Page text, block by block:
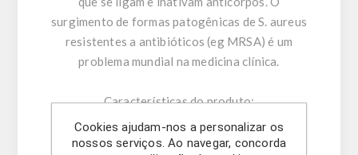
surgimento de formas patogênicas de S. aureus
resistentes a antibióticos (eg MRSA) é um
problema mundial na medicina clínica.
Características do produto:
-Assay Mix Target composto por misturas
singleplex de primers diretos/reversos
Cookies ajudam-nos a personalizar os
nossos serviços. Ao navegar, concorda